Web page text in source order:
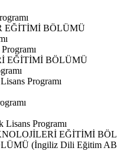
EĞİTİMİ BÖLÜMÜ
EĞİTİMİ BÖLÜMÜ
Programı
Lisans Programı
EĞİTİMİ
(İngiliz Dili Eğitim